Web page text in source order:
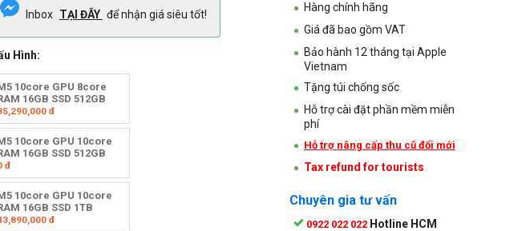
Inbox TẠI ĐÂY để nhận giá siêu tốt!
Hình:
10core GPU 8core
16GB SSD 512GB
đ
10core GPU 10core
16GB SSD 512GB
đ
10core GPU 10core
16GB SSD 1TB
đ
Hàng chính hãng
Giá đã bao gồm VAT
Bảo hành 12 tháng tại Apple
Vietnam
Tặng túi chống sốc
Hỗ trợ cài đặt phần mềm miễn
phí
Hỗ trợ nâng cấp thu cũ đổi mới
Tax refund for tourists
Chuyên gia tư vấn
0922 022 022 Hotline HCM